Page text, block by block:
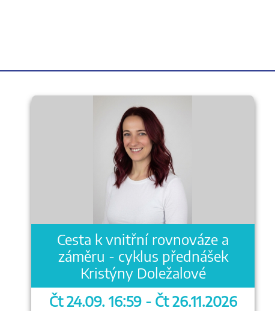
Cesta k vnitřní rovnováze a
záměru - cyklus přednášek
Kristýny Doležalové
Čt 24.09. 16:59 - Čt 26.11.2026